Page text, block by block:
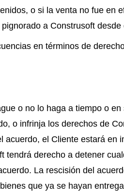
o si la venta no fue en
a Construsoft
en términos de
o no lo haga a tiempo o
o infrinja los derechos de
acuerdo, el Cliente estará en
tendrá derecho a detener
La rescisión del
que ya se hayan